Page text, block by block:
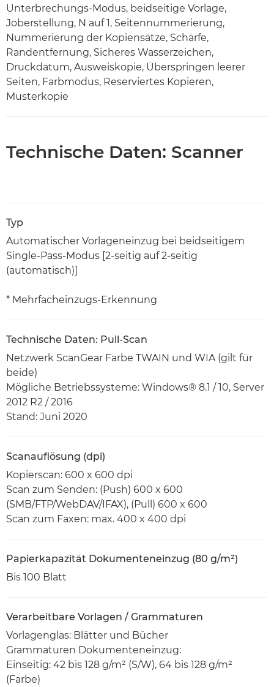
Unterbrechungs-Modus, beidseitige Vorlage,
Joberstellung, N auf 1, Seitennummerierung,
Nummerierung der Kopiensätze, Schärfe,
Randentfernung, Sicheres Wasserzeichen,
Druckdatum, Ausweiskopie, Überspringen leerer
Seiten, Farbmodus, Reserviertes Kopieren,
Musterkopie
Technische Daten: Scanner
Typ
Automatischer Vorlageneinzug bei beidseitigem
Single-Pass-Modus [2-seitig auf 2-seitig
(automatisch)]
* Mehrfacheinzugs-Erkennung
Technische Daten: Pull-Scan
Netzwerk ScanGear Farbe TWAIN und WIA (gilt für
beide)
Mögliche Betriebssysteme: Windows® 8.1 / 10, Server
2012 R2 / 2016
Stand: Juni 2020
Scanauflösung (dpi)
Kopierscan: 600 x 600 dpi
Scan zum Senden: (Push) 600 x 600
(SMB/FTP/WebDAV/IFAX), (Pull) 600 x 600
Scan zum Faxen: max. 400 x 400 dpi
Papierkapazität Dokumenteneinzug (80 g/m²)
Bis 100 Blatt
Verarbeitbare Vorlagen / Grammaturen
Vorlagenglas: Blätter und Bücher
Grammaturen Dokumenteneinzug:
Einseitig: 42 bis 128 g/m² (S/W), 64 bis 128 g/m²
(Farbe)